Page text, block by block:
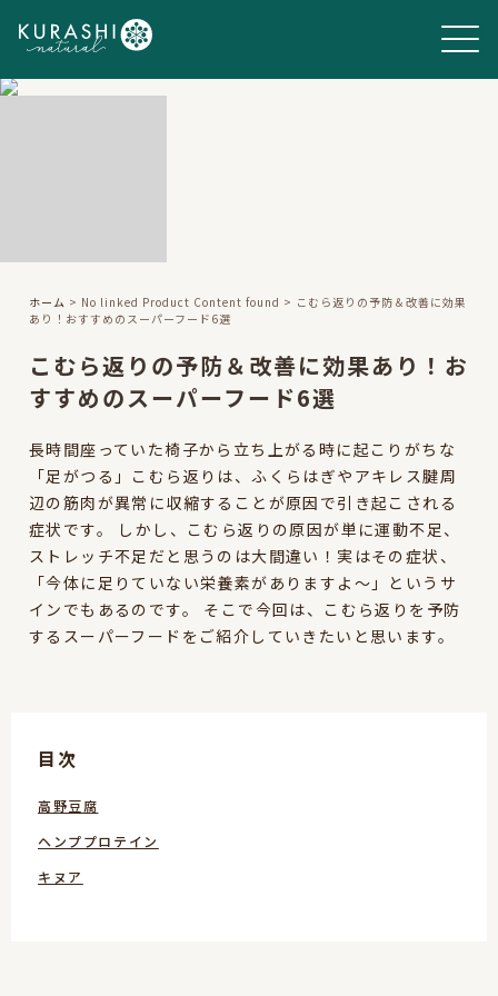
ホーム > No linked Product Content found > こむら返りの予防＆改善に効果
あり！おすすめのスーパーフード6選
こむら返りの予防＆改善に効果あり！お
すすめのスーパーフード6選
長時間座っていた椅子から立ち上がる時に起こりがちな
「足がつる」こむら返りは、ふくらはぎやアキレス腱周
辺の筋肉が異常に収縮することが原因で引き起こされる
症状です。 しかし、こむら返りの原因が単に運動不足、
ストレッチ不足だと思うのは大間違い！実はその症状、
「今体に足りていない栄養素がありますよ〜」というサ
インでもあるのです。 そこで今回は、こむら返りを予防
するスーパーフードをご紹介していきたいと思います。
目次
高野豆腐
ヘンププロテイン
キヌア